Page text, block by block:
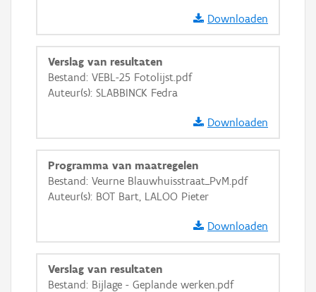
Downloaden
Verslag van resultaten
Bestand: VEBL-25 Fotolijst.pdf
Auteur(s): SLABBINCK Fedra
Downloaden
Programma van maatregelen
Bestand: Veurne Blauwhuisstraat_PvM.pdf
Auteur(s): BOT Bart, LALOO Pieter
Downloaden
Verslag van resultaten
Bestand: Bijlage - Geplande werken.pdf